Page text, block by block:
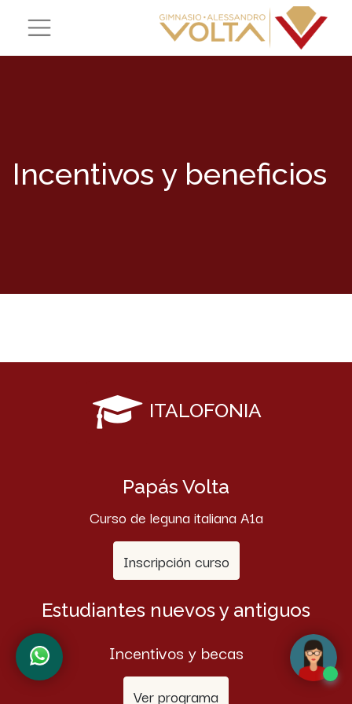
Incentivos y beneficios
ITALOFONIA
Papás Volta
Curso de leguna italiana A1a
Inscripción curso
Estudiantes nuevos y antiguos
Incentivos y becas
Ver programa